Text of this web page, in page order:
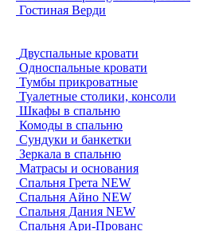
Гостиная Верди
Двуспальные кровати
Односпальные кровати
Тумбы прикроватные
Туалетные столики, консоли
Шкафы в спальню
Комоды в спальню
Сундуки и банкетки
Зеркала в спальню
Матрасы и основания
Спальня Грета NEW
Спальня Айно NEW
Спальня Дания NEW
Спальня Ари-Прованс